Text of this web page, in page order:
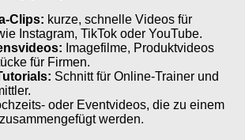
Clips: kurze, schnelle Videos für
Instagram, TikTok oder YouTube.
Imagefilme, Produktvideos
für Firmen.
Schnitt für Online-Trainer und
oder Eventvideos, die zu einem
werden.